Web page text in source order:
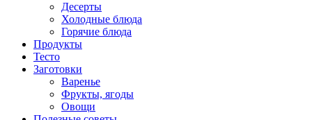
Десерты
Холодные блюда
Горячие блюда
Продукты
Тесто
Заготовки
Варенье
Фрукты, ягоды
Овощи